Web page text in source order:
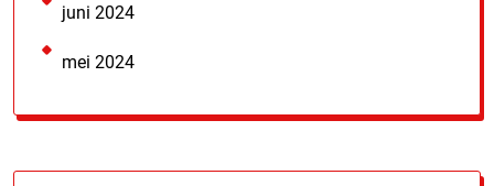
juni 2024
mei 2024